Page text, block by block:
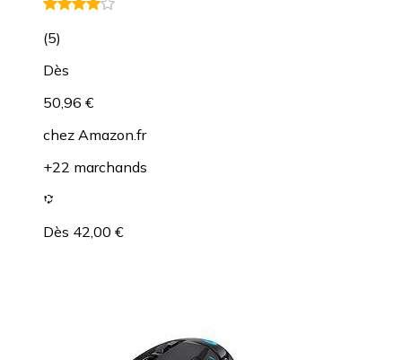
(5)
Dès
50,96 €
chez Amazon.fr
+22 marchands
Dès 42,00 €